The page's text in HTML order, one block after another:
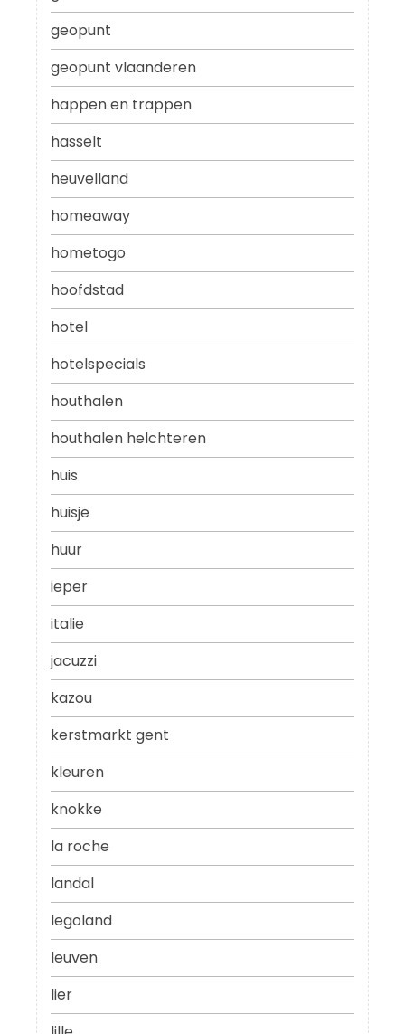
geopunt
geopunt vlaanderen
happen en trappen
hasselt
heuvelland
homeaway
hometogo
hoofdstad
hotel
hotelspecials
houthalen
houthalen helchteren
huis
huisje
huur
ieper
italie
jacuzzi
kazou
kerstmarkt gent
kleuren
knokke
la roche
landal
legoland
leuven
lier